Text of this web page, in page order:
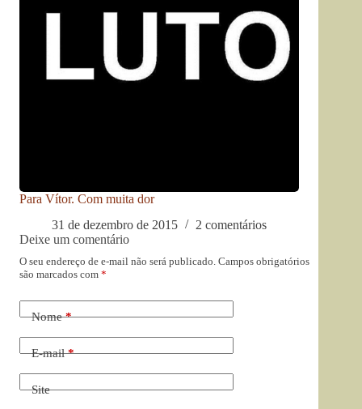
Para Vítor. Com muita dor
31 de dezembro de 2015
2 comentários
Deixe um comentário
O seu endereço de e-mail não será publicado. Campos obrigatórios
são marcados com *
Nome*
E-mail*
Site